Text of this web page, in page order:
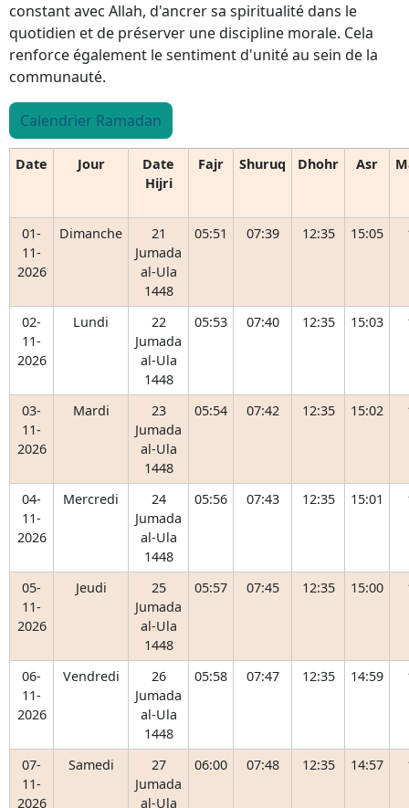
constant avec Allah, d'ancrer sa spiritualité dans le
quotidien et de préserver une discipline morale. Cela
renforce également le sentiment d'unité au sein de la
communauté.
Calendrier Ramadan
Date Jour
Date
Hijri
Fajr Shuruq Dhohr Asr
01-
11-
2026
Dimanche
21
Jumada
al-Ula
1448
05:51 07:39 12:35 15:05
02-
11-
2026
Lundi
22
Jumada
al-Ula
1448
05:53 07:40 12:35 15:03
03-
11-
2026
Mardi
23
Jumada
al-Ula
1448
05:54 07:42 12:35 15:02
04-
11-
2026
Mercredi
24
Jumada
al-Ula
1448
05:56 07:43 12:35 15:01
05-
11-
2026
Jeudi
25
Jumada
al-Ula
1448
05:57 07:45 12:35 15:00
06-
11-
2026
Vendredi
26
Jumada
al-Ula
1448
05:58 07:47 12:35 14:59
07-
11-
2026
Samedi
27
Jumada
al-Ula
06:00 07:48 12:35 14:57